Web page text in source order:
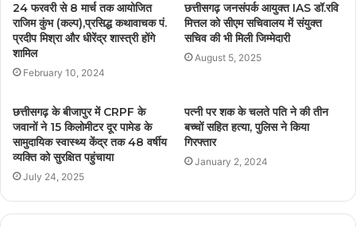
24 फरवरी से 8 मार्च तक आयोजित
राजिम कुंभ (कल्प),प्रसिद्ध कथावाचक पं.
प्रदीप मिश्रा और धीरेंद्र शास्त्री होंगे
शामिल
February 10, 2024
छत्तीसगढ़ जनसंपर्क आयुक्त IAS डॉ.रवि
मित्तल को सीएम सचिवालय में संयुक्त
सचिव की भी मिली जिम्मेदारी
August 5, 2025
छत्तीसगढ़ के बीजापुर में CRPF के
जवानों ने 15 किलोमीटर दूर पामेड के
सामुदायिक स्वास्थ्य केंद्र तक 48 वर्षीय
व्यक्ति को सुरक्षित पहुंचाया
July 24, 2025
पत्नी पर शक के चलते पति ने की तीन
बच्चों सहित हत्या, पुलिस ने किया
गिरफ्तार
January 2, 2024